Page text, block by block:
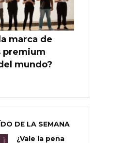
marca de
premium
mundo?
DE LA SEMANA
¿Vale la pena